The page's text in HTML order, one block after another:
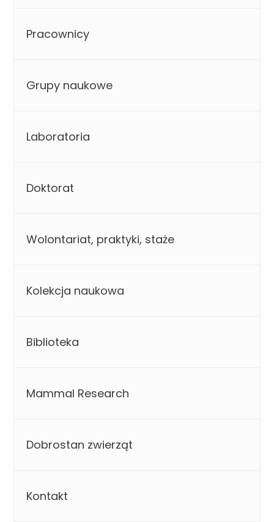
Pracownicy
Grupy naukowe
Laboratoria
Doktorat
Wolontariat, praktyki, staże
Kolekcja naukowa
Biblioteka
Mammal Research
Dobrostan zwierząt
Kontakt